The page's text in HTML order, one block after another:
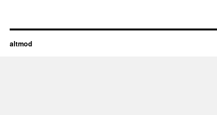
altmod